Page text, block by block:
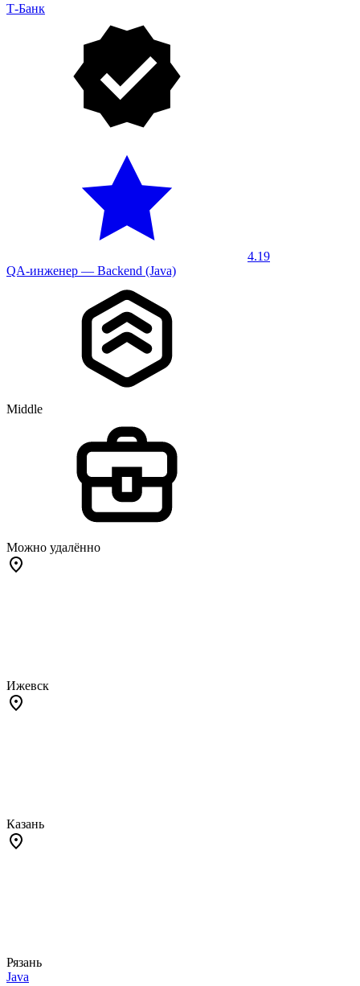
Т-Банк
4.19
QA-инженер — Backend (Java)
Middle
Можно удалённо
Ижевск
Казань
Рязань
Java